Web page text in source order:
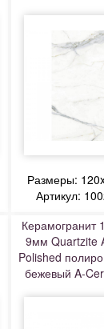
Размеры:
Артикул:
Керамогранит
9мм Quartzite
Polished
бежевый A-